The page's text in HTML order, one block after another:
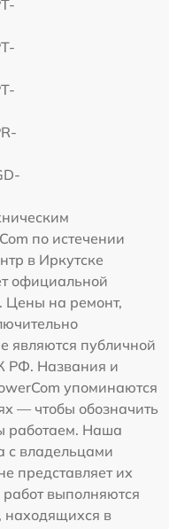
по истечении
в Иркутске
официальной
Цены на ремонт,
являются публичной
РФ. Названия и
упоминаются
— чтобы обозначить
работаем. Наша
с владельцами
представляет их
выполняются
находящихся в